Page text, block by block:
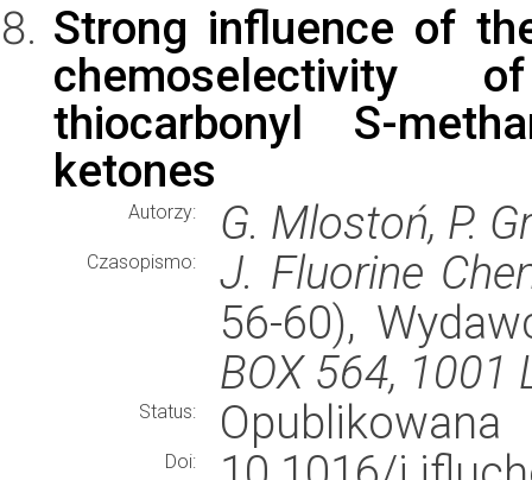
Strong influence of
chemoselectivity
thiocarbonyl S-
ketones
Autorzy: G. Mlostoń, P.
Czasopismo:
J. Fluorine
56-60),
BOX 564, 1001
Status: Opublikowana
Doi: